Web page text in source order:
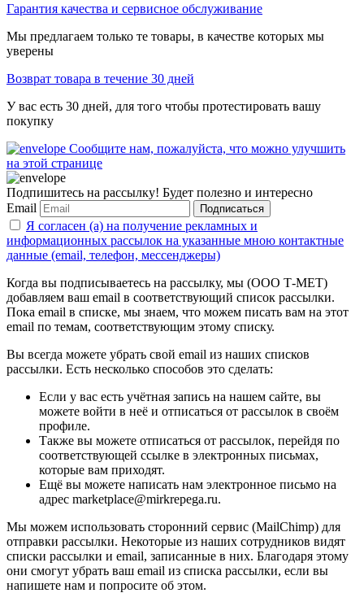
Гарантия качества и сервисное обслуживание
Мы предлагаем только те товары, в качестве которых мы
уверены
Возврат товара в течение 30 дней
У вас есть 30 дней, для того чтобы протестировать вашу
покупку
Сообщите нам, пожалуйста, что можно улучшить
на этой странице
Подпишитесь на рассылку! Будет полезно и интересно
Email
Подписаться
Я согласен (а) на получение рекламных и
информационных рассылок на указанные мною контактные
данные (email, телефон, мессенджеры)
Когда вы подписываетесь на рассылку, мы (ООО Т-МЕТ)
добавляем ваш email в соответствующий список рассылки.
Пока email в списке, мы знаем, что можем писать вам на этот
email по темам, соответствующим этому списку.
Вы всегда можете убрать свой email из наших списков
рассылки. Есть несколько способов это сделать:
Если у вас есть учётная запись на нашем сайте, вы
можете войти в неё и отписаться от рассылок в своём
профиле.
Также вы можете отписаться от рассылок, перейдя по
соответствующей ссылке в электронных письмах,
которые вам приходят.
Ещё вы можете написать нам электронное письмо на
адрес marketplace@mirkrepega.ru.
Мы можем использовать сторонний сервис (MailChimp) для
отправки рассылки. Некоторые из наших сотрудников видят
списки рассылки и email, записанные в них. Благодаря этому
они смогут убрать ваш email из списка рассылки, если вы
напишете нам и попросите об этом.